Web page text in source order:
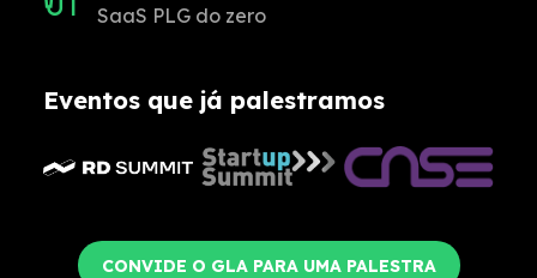
SaaS PLG do zero
Eventos que já palestramos
CONVIDE O GLA PARA UMA PALESTRA